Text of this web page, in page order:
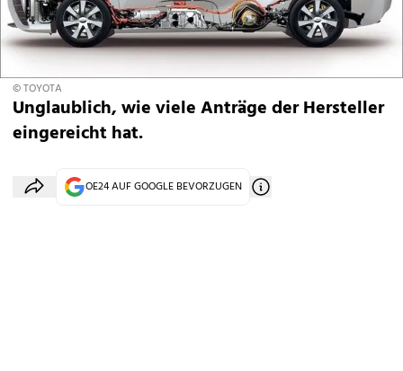
© TOYOTA
Unglaublich, wie viele Anträge der Hersteller
eingereicht hat.
OE24 AUF GOOGLE BEVORZUGEN